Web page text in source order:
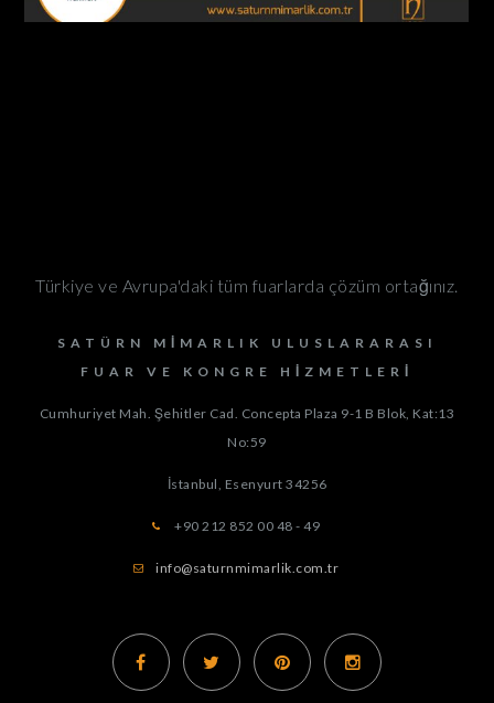
Türkiye ve Avrupa'daki tüm fuarlarda çözüm ortağınız.
SATÜRN MIMARLIK ULUSLARARASI
FUAR VE KONGRE HIZMETLERI
Cumhuriyet Mah. Şehitler Cad. Concepta Plaza 9-1 B Blok, Kat:13
No:59
İstanbul, Esenyurt 34256
+90 212 852 00 48 - 49
info@saturnmimarlik.com.tr